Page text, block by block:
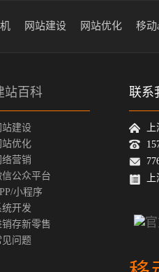
网站建设 网站优化 移动
站百科
站建设
站优化
络营销
信公众平台
小程序
统开发
销存新零售
见问题
联系